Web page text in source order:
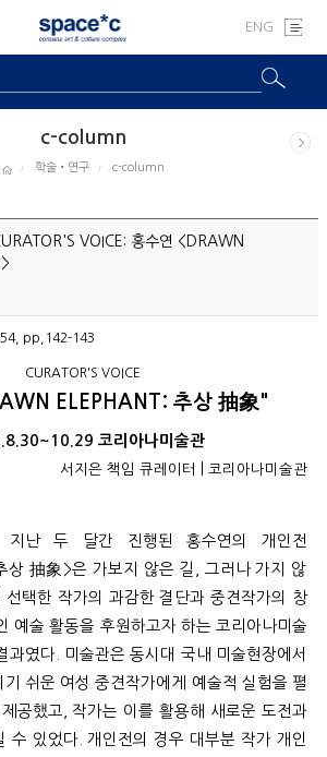
ENG
c-column
학술•연구 c-column
VOICE: 홍수연 <DRAWN
pp,142-143
CURATOR'S VOICE
ELEPHANT: 추상 抽象"
코리아나미술관
서지은 책임 큐레이터 | 코리아나미술관
지난 두 달간 진행된 홍수연의 개인전
상 抽象 >은 가보지 않은 길
그러나 가지 않
택한 작가의 과감한 결단과 중견작가의 창
예술 활동을 후원하고자 하는 코리아나미술
과였다.
미술관은 동시대 국내 미술현장에서
쉬운 여성 중견작가에게 예술적 실험을 펼
공했고 ,작가는 이를 활용해 새로운 도전과
수 있었다.개인전의 경우 대부분 작가 개인